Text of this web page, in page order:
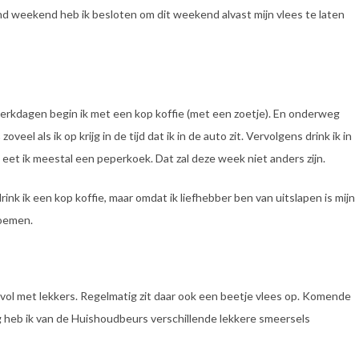
weekend heb ik besloten om dit weekend alvast mijn vlees te laten
begin ik met een kop koffie (met een zoetje). En onderweg
als ik op krijg in de tijd dat ik in de auto zit. Vervolgens drink ik in
ik meestal een peperkoek. Dat zal deze week niet anders zijn.
ik een kop koffie, maar omdat ik liefhebber ben van uitslapen is mijn
met lekkers. Regelmatig zit daar ook een beetje vlees op. Komende
ik van de Huishoudbeurs verschillende lekkere smeersels